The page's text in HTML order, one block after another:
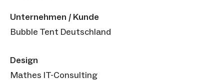
Unternehmen / Kunde
Bubble Tent Deutschland
Design
Mathes IT-Consulting